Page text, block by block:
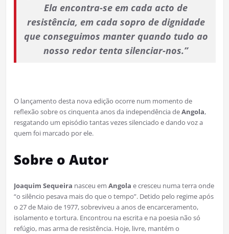
Ela encontra-se em cada acto de
resistência, em cada sopro de dignidade
que conseguimos manter quando tudo ao
nosso redor tenta silenciar-nos.”
O lançamento desta nova edição ocorre num momento de
reflexão sobre os cinquenta anos da independência deAngola,
resgatando um episódio tantas vezes silenciado e dando voz a
quem foi marcado por ele.
Sobre o Autor
Joaquim Sequeira nasceu em Angola e cresceu numa terra onde
“o silêncio pesava mais do que o tempo”. Detido pelo regime após
o 27 de Maio de 1977, sobreviveu a anos de encarceramento,
isolamento e tortura. Encontrou na escrita e na poesia não só
refúgio, mas arma de resistência. Hoje, livre, mantém o